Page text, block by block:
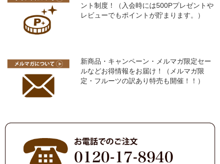
ント制度！（入会時には500Pプレゼントや
レビューでもポイントが貯まります。）
新商品・キャンペーン・メルマガ限定セー
ルなどお得情報をお届け！（メルマガ限
定・フルーツの訳あり特売も開催！！）